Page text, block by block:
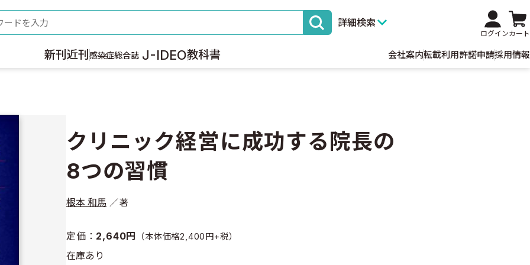
詳細検索
ログインカート
新刊 近刊 感染症総合誌 J-IDEO教科書 会社案内転載利用許諾申請採用情報
クリニック経営に成功する院長の
8つの習慣
根本 和馬 著
定価： 2,640円 （本体価格2,400円+税）
在庫あり